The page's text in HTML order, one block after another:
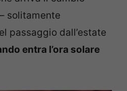
solitamente
passaggio dall’estate
entra l’ora solare